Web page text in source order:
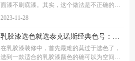
面漆不刷底漆。其实，这个做法是不正确的。
水泥墙是很容易返碱的。墙面碱性很强，直接
涂
2023-11-28
在乳胶漆装修中，首先最难的莫过于选色了，
选到一款适合的乳胶漆颜色的确可以为空间增